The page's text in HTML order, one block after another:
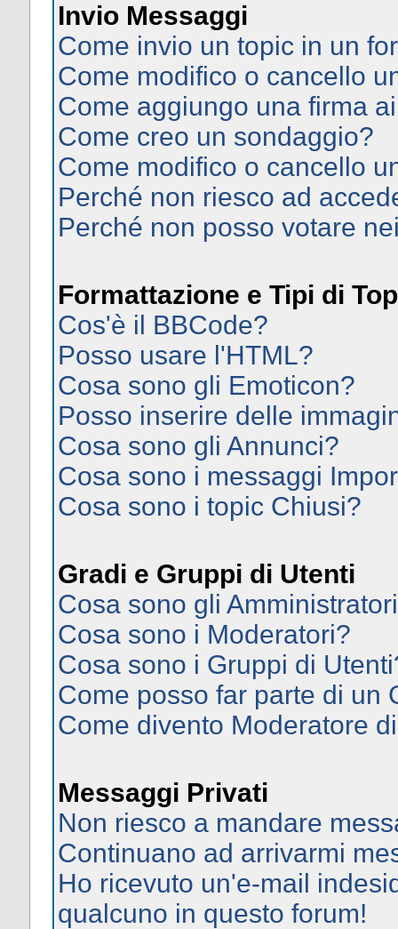
Invio Messaggi
Come invio un topic in un
Come modifico o cancello
Come aggiungo una firma
Come creo un sondaggio?
Come modifico o cancello
Perché non riesco ad
Perché non posso votare
Formattazione e Tipi di
Cos'è il BBCode?
Posso usare l'HTML?
Cosa sono gli Emoticon?
Posso inserire delle
Cosa sono gli Annunci?
Cosa sono i messaggi
Cosa sono i topic Chiusi?
Gradi e Gruppi di Utenti
Cosa sono gli
Cosa sono i Moderatori?
Cosa sono i Gruppi di
Come posso far parte di un
Come divento Moderatore
Messaggi Privati
Non riesco a mandare
Continuano ad arrivarmi
Ho ricevuto un'e-mail
qualcuno in questo forum!